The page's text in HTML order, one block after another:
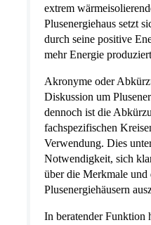
extrem
Plusenergiehaus setzt
durch seine positive
mehr Energie
Akronyme oder
Diskussion um
dennoch ist die
fachspezifischen
Verwendung. Dies
Notwendigkeit, sich
über die Merkmale und
Plusenergiehäusern
In beratender Funktion